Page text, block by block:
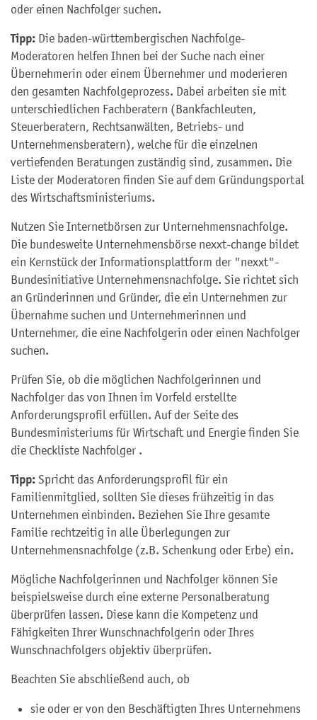
oder einen Nachfolger suchen.
Tipp: Die baden-württembergischen Nachfolge-
Moderatoren helfen Ihnen bei der Suche nach einer
Übernehmerin oder einem Übernehmer und moderieren
den gesamten Nachfolgeprozess. Dabei arbeiten sie mit
unterschiedlichen Fachberatern (Bankfachleuten,
Steuerberatern, Rechtsanwälten, Betriebs- und
Unternehmensberatern), welche für die einzelnen
vertiefenden Beratungen zuständig sind, zusammen. Die
Liste der Moderatoren finden Sie auf dem Gründungsportal
des Wirtschaftsministeriums.
Nutzen Sie Internetbörsen zur Unternehmensnachfolge.
Die bundesweite Unternehmensbörse nexxt-change bildet
ein Kernstück der Informationsplattform der "nexxt"-
Bundesinitiative Unternehmensnachfolge. Sie richtet sich
an Gründerinnen und Gründer, die ein Unternehmen zur
Übernahme suchen und Unternehmerinnen und
Unternehmer, die eine Nachfolgerin oder einen Nachfolger
suchen.
Prüfen Sie, ob die möglichen Nachfolgerinnen und
Nachfolger das von Ihnen im Vorfeld erstellte
Anforderungsprofil erfüllen. Auf der Seite des
Bundesministeriums für Wirtschaft und Energie finden Sie
die Checkliste Nachfolger .
Tipp: Spricht das Anforderungsprofil für ein
Familienmitglied, sollten Sie dieses frühzeitig in das
Unternehmen einbinden. Beziehen Sie Ihre gesamte
Familie rechtzeitig in alle Überlegungen zur
Unternehmensnachfolge (z.B. Schenkung oder Erbe) ein.
Mögliche Nachfolgerinnen und Nachfolger können Sie
beispielsweise durch eine externe Personalberatung
überprüfen lassen. Diese kann die Kompetenz und
Fähigkeiten Ihrer Wunschnachfolgerin oder Ihres
Wunschnachfolgers objektiv überprüfen.
Beachten Sie abschließend auch, ob
sie oder er von den Beschäftigten Ihres Unternehmens